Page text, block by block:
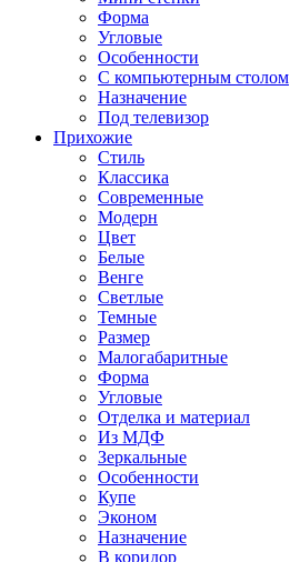
Форма
Угловые
Особенности
С компьютерным столом
Назначение
Под телевизор
Прихожие
Стиль
Классика
Современные
Модерн
Цвет
Белые
Венге
Светлые
Темные
Размер
Малогабаритные
Форма
Угловые
Отделка и материал
Из МДФ
Зеркальные
Особенности
Купе
Эконом
Назначение
В коридор